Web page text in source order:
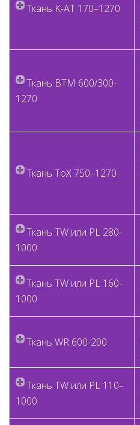
Ткань K-AT 170–1270
Ткань BTM 600/300-
1270
Ткань ToX 750–1270
Ткань TW или PL 280-
1000
Ткань TW или PL 160–
1000
Ткань WR 600-200
Ткань TW или PL 110–
1000